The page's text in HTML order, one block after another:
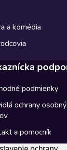
a komédia
podmienky
ochrany
a pomocník